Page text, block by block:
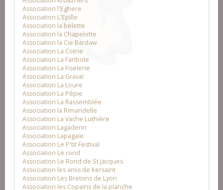
Association l'Eghere
Association L'Epille
Association la belette
Association la Chapelotte
Association la Cie Bardaw
Association La Cotrie
Association La Faribole
Association La Fiselerie
Association La Gravaï
Association La Loure
Association La Pépie
Association La Rassemblée
Association la Rimandelle
Association La Vache Luthière
Association Lagadenn
Association Lapagaïe
Association Le P'tit Festival
Association Le rond
Association Le Rond de St Jacques
Association les amis de Kersaint
Association Les Bretons de Lyon
Association les Copains de la planche